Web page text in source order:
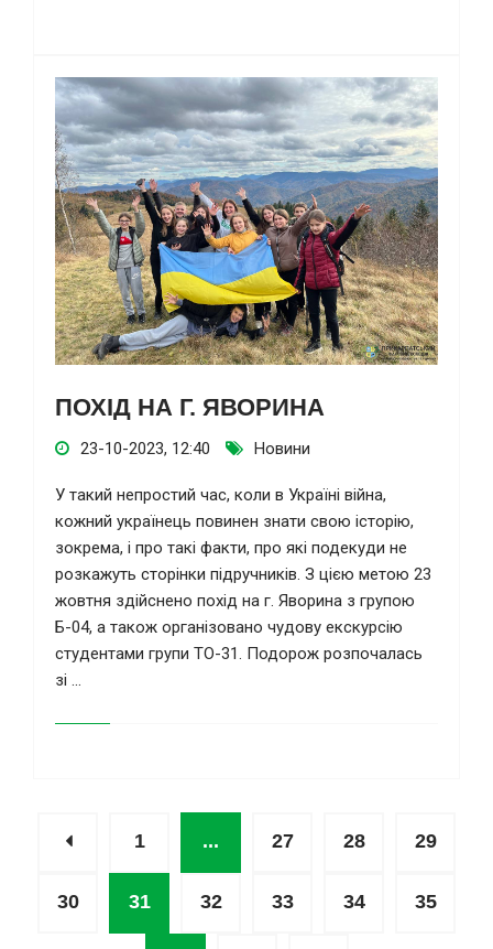
ПОХІД НА Г. ЯВОРИНА
23-10-2023, 12:40 Новини
У такий непростий час, коли в Україні війна,
кожний українець повинен знати свою історію,
зокрема, і про такі факти, про які подекуди не
розкажуть сторінки підручників. З цією метою 23
жовтня здійснено похід на г. Яворина з групою
Б-04, а також організовано чудову екскурсію
студентами групи ТО-31. Подорож розпочалась
зі ...
1 ... 27 28 29
30 31 32 33 34 35